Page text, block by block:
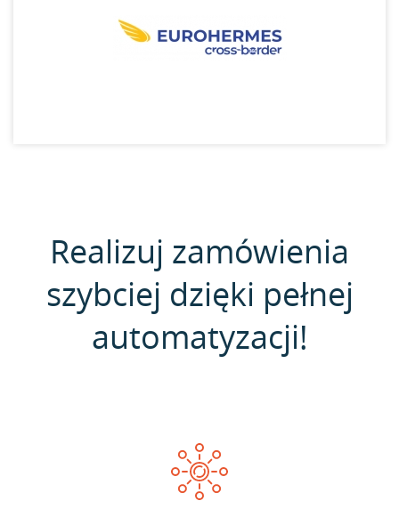
Realizuj zamówienia
szybciej dzięki pełnej
automatyzacji!